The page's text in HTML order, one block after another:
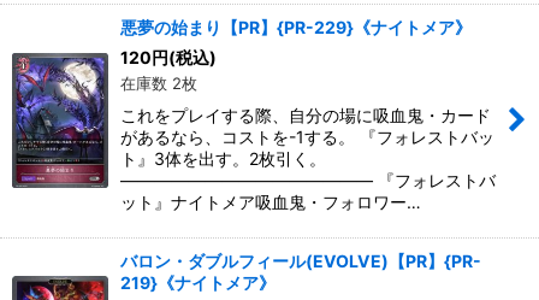
悪夢の始まり【PR】{PR-229}《ナイトメア》
120円(税込)
在庫数 2枚
これをプレイする際、自分の場に吸血鬼・カード
があるなら、コストを-1する。 『フォレストバッ
ト』3体を出す。2枚引く。
――――――――――――――― 『フォレストバ
ット』ナイトメア吸血鬼・フォロワー…
バロン・ダブルフィール(EVOLVE)【PR】{PR-
219}《ナイトメア》